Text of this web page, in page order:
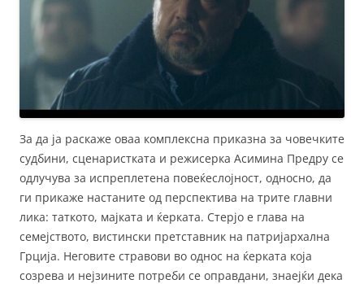
За да ја раскаже оваа комплексна приказна за човечките
судбини, сценаристката и режисерка Асимина Предру се
одлучува за испреплетена повеќеслојност, односно, да
ги прикаже настаните од перспектива на трите главни
лика: таткото, мајката и ќерката. Стерјо е глава на
семејството, вистински претставник на патријархална
Грција. Неговите стравови во однос на ќерката која
созрева и нејзините потреби се оправдани, знаејќи дека